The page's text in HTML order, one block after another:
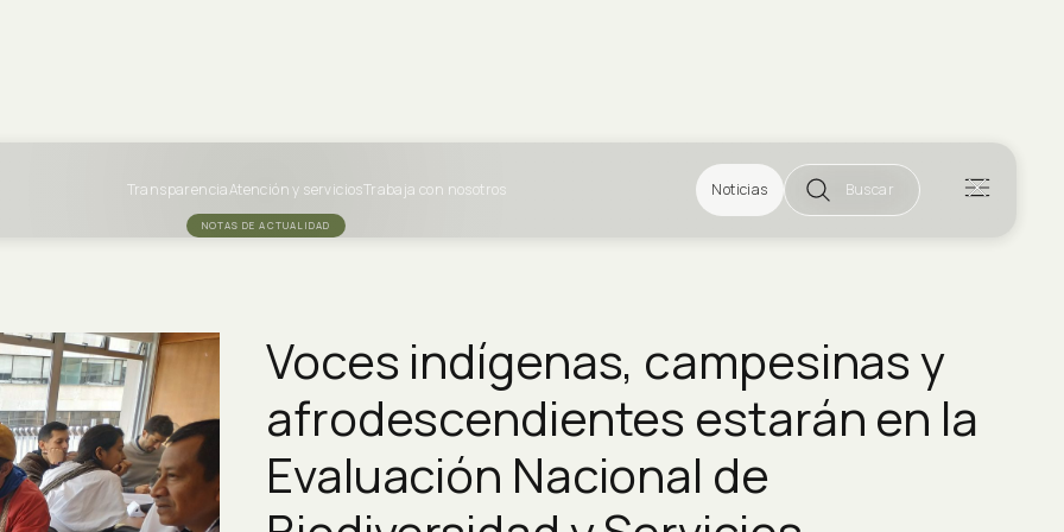
TransparenciaAtención y serviciosTrabaja con nosotros Noticias Buscar
NOTAS DE ACTUALIDAD
Voces indígenas, campesinas y
afrodescendientes estarán en la
Evaluación Nacional de